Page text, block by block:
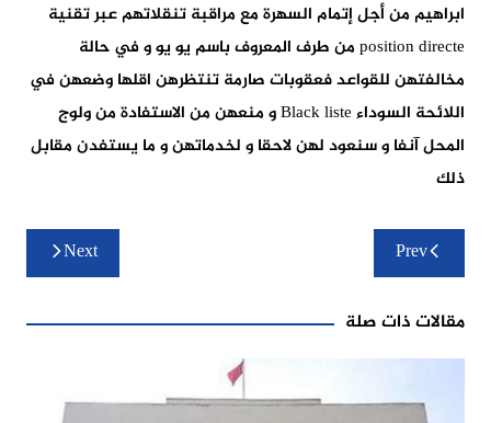
ابراهيم من أجل إتمام السهرة مع مراقبة تنقلاتهم عبر تقنية
position directe من طرف المعروف باسم يو يو و في حالة
مخالفتهن للقواعد فعقوبات صارمة تنتظرهن اقلها وضعهن في
اللائحة السوداء Black liste و منعهن من الاستفادة من ولوج
المحل آنفا و سنعود لهن لاحقا و لخدماتهن و ما يستفدن مقابل
ذلك
تصفّح
المقالاتPrev
Next
مقالات ذات صلة